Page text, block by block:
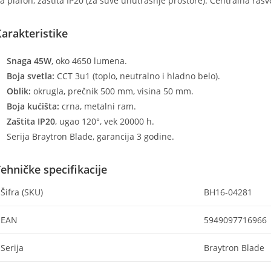
Snaga 45W, oko 4650 lumena.
Boja svetla: CCT 3u1 (toplo, neutralno i hladno belo).
Oblik: okrugla, prečnik 500 mm, visina 50 mm.
Boja kućišta: crna, metalni ram.
Zaštita IP20, ugao 120°, vek 20000 h.
Serija Braytron Blade, garancija 3 godine.
specifikacije
Šifra (SKU) BH16-04281
EAN 5949097716966
Serija Braytron Blade